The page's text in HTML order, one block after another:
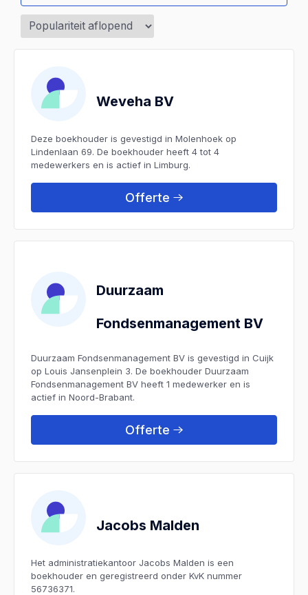
Weveha BV
Deze boekhouder is gevestigd in Molenhoek op
Lindenlaan 69. De boekhouder heeft 4 tot 4
medewerkers en is actief in Limburg.
Offerte
Duurzaam
Fondsenmanagement BV
Duurzaam Fondsenmanagement BV is gevestigd in Cuijk
op Louis Jansenplein 3. De boekhouder Duurzaam
Fondsenmanagement BV heeft 1 medewerker en is
actief in Noord-Brabant.
Offerte
Jacobs Malden
Het administratiekantoor Jacobs Malden is een
boekhouder en geregistreerd onder KvK nummer
56736371.